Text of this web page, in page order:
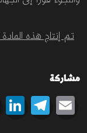
تم إنتاج هذه
مشاركة
LinkedIn Telegram Email